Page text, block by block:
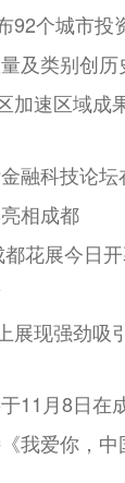
92个城市投
及类别创历
加速区域成
融科技论
相成都
花展今日
展现强劲吸
11月8日在
我爱你，中